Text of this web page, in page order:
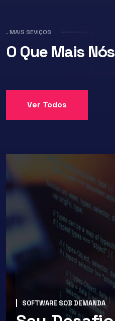
. MAIS SEVIÇOS
O Que Mais Nós
Ver Todos
SOFTWARE SOB DEMANDA